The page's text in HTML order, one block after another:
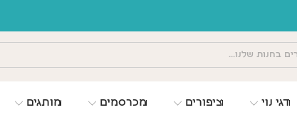
דגי נוי ציפורים מכרסמים מותגים